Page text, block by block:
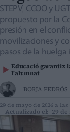
STEPV, CCOO y
propuesto por la
presión en el
movilizaciones y
pasos de la huelga
Educació garantix
l'alumnat
BORJA PEDRÓS
29 de mayo de 2026 a las
Actualizado el: 29 de